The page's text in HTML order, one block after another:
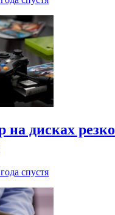
на дисках резко
спустя